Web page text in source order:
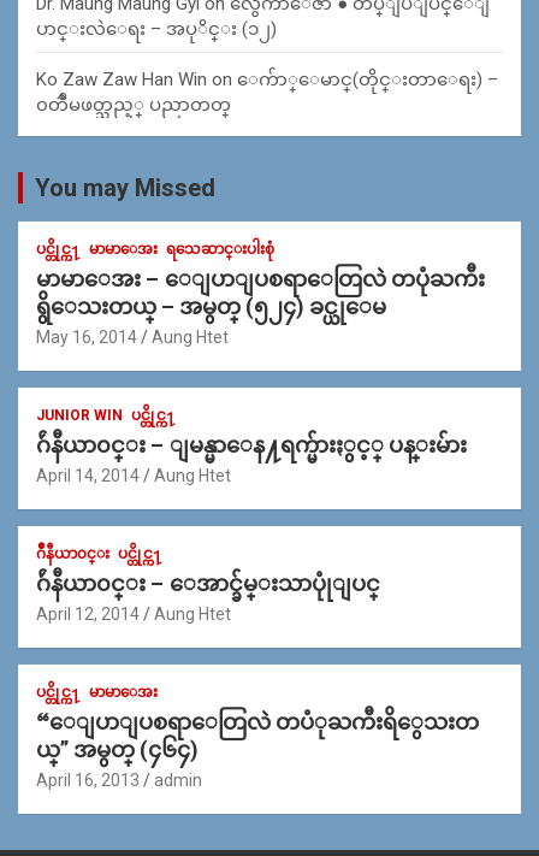
ပာင္းလဲေရး – အပုိင္း (၁၂)
Ko Zaw Zaw Han Win on ေက်ာ္ေမာင္(တိုင္းတာေရး) –
၀တၳဳမဖတ္သည့္ ပညာတတ္
You may Missed
ပင္တိုင္က႑ မာမာေအး ရသေဆာင္းပါးစုံ
မာမာေအး – ေျပာျပစရာေတြလဲ တပုံႀကီး
ရွိေသးတယ္ – အမွတ္ (၅၂၄) ခင္ယုေမ
May 16, 2014 Aung Htet
JUNIOR WIN ပင္တိုင္က႑
ဂ်ဴနီယာ၀င္း – ျမန္မာေန႔ရက္မ်ားႏွင့္ ပန္းမ်ား
April 14, 2014 Aung Htet
ဂ်ဳနီယာ၀င္း ပင္တိုင္က႑
ဂ်ဴနီယာ၀င္း – ေအာင္ခ်မ္းသာပုုံျပင္
April 12, 2014 Aung Htet
ပင္တိုင္က႑ မာမာေအး
“ေျပာျပစရာေတြလဲ တပံုႀကီးရိွေသးတ
ယ္” အမွတ္ (၄၆၄)
April 16, 2013 admin